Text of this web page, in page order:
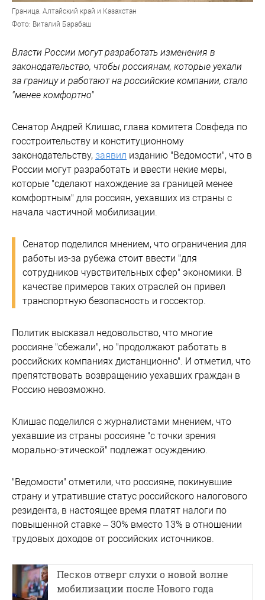
Граница. Алтайский край и Казахстан
Фото: Виталий Барабаш
Власти России могут разработать изменения в
законодательство, чтобы россиянам, которые уехали
за границу и работают на российские компании, стало
"менее комфортно"
Сенатор Андрей Клишас, глава комитета Совфеда по
госстроительству и конституционному
законодательству, заявил изданию "Ведомости", что в
России могут разработать и ввести некие меры,
которые "сделают нахождение за границей менее
комфортным" для россиян, уехавших из страны с
начала частичной мобилизации.
Сенатор поделился мнением, что ограничения для
работы из-за рубежа стоит ввести "для
сотрудников чувствительных сфер" экономики. В
качестве примеров таких отраслей он привел
транспортную безопасность и госсектор.
Политик высказал недовольство, что многие
россияне "сбежали", но "продолжают работать в
российских компаниях дистанционно". И отметил, что
препятствовать возвращению уехавших граждан в
Россию невозможно.
Клишас поделился с журналистами мнением, что
уехавшие из страны россияне "с точки зрения
морально-этической" подлежат осуждению.
"Ведомости" отметили, что россияне, покинувшие
страну и утратившие статус российского налогового
резидента, в настоящее время платят налоги по
повышенной ставке – 30% вместо 13% в отношении
трудовых доходов от российских источников.
Песков отверг слухи о новой волне
мобилизации после Нового года